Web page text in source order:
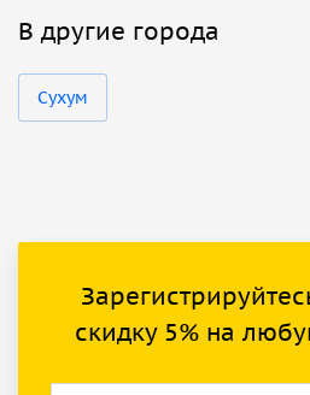
В другие города
Сухум
скидку 5% на